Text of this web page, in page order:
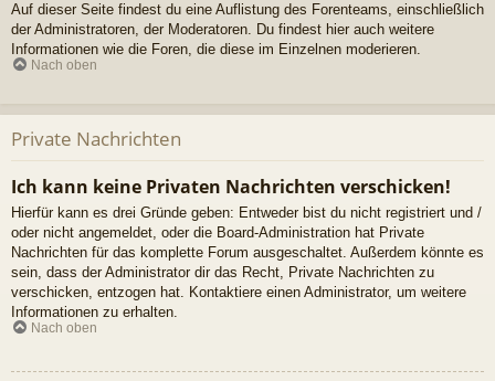
Auf dieser Seite findest du eine Auflistung des Forenteams, einschließlich
der Administratoren, der Moderatoren. Du findest hier auch weitere
Informationen wie die Foren, die diese im Einzelnen moderieren.
Nach oben
Private Nachrichten
Ich kann keine Privaten Nachrichten verschicken!
Hierfür kann es drei Gründe geben: Entweder bist du nicht registriert und /
oder nicht angemeldet, oder die Board-Administration hat Private
Nachrichten für das komplette Forum ausgeschaltet. Außerdem könnte es
sein, dass der Administrator dir das Recht, Private Nachrichten zu
verschicken, entzogen hat. Kontaktiere einen Administrator, um weitere
Informationen zu erhalten.
Nach oben